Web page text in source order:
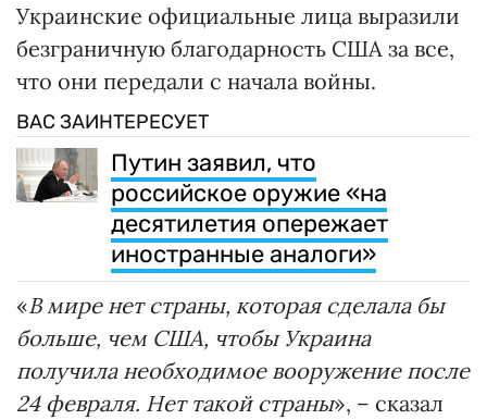
Украинские официальные лица выразили
безграничную благодарность США за все,
что они передали с начала войны.
ВАС ЗАИНТЕРЕСУЕТ
Путин заявил, что
российское оружие «на
десятилетия опережает
иностранные аналоги»
«В мире нет страны, которая сделала бы
больше, чем США, чтобы Украина
получила необходимое вооружение после
24 февраля. Нет такой страны», – сказал